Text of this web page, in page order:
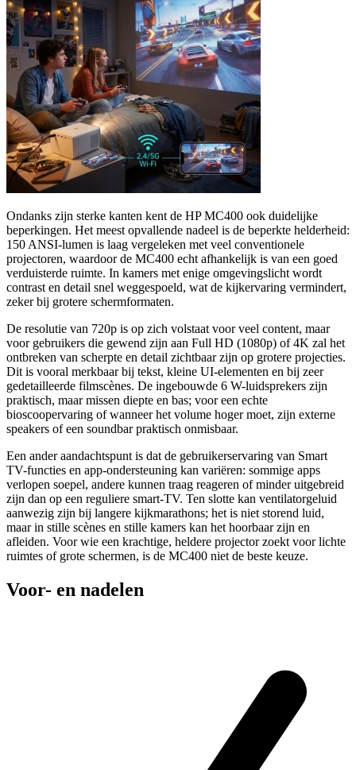
Ondanks zijn sterke kanten kent de HP MC400 ook duidelijke
beperkingen. Het meest opvallende nadeel is de beperkte helderheid:
150 ANSI-lumen is laag vergeleken met veel conventionele
projectoren, waardoor de MC400 echt afhankelijk is van een goed
verduisterde ruimte. In kamers met enige omgevingslicht wordt
contrast en detail snel weggespoeld, wat de kijkervaring vermindert,
zeker bij grotere schermformaten.
De resolutie van 720p is op zich volstaat voor veel content, maar
voor gebruikers die gewend zijn aan Full HD (1080p) of 4K zal het
ontbreken van scherpte en detail zichtbaar zijn op grotere projecties.
Dit is vooral merkbaar bij tekst, kleine UI-elementen en bij zeer
gedetailleerde filmscènes. De ingebouwde 6 W-luidsprekers zijn
praktisch, maar missen diepte en bas; voor een echte
bioscoopervaring of wanneer het volume hoger moet, zijn externe
speakers of een soundbar praktisch onmisbaar.
Een ander aandachtspunt is dat de gebruikerservaring van Smart
TV-functies en app-ondersteuning kan variëren: sommige apps
verlopen soepel, andere kunnen traag reageren of minder uitgebreid
zijn dan op een reguliere smart-TV. Ten slotte kan ventilatorgeluid
aanwezig zijn bij langere kijkmarathons; het is niet storend luid,
maar in stille scènes en stille kamers kan het hoorbaar zijn en
afleiden. Voor wie een krachtige, heldere projector zoekt voor lichte
ruimtes of grote schermen, is de MC400 niet de beste keuze.
Voor- en nadelen